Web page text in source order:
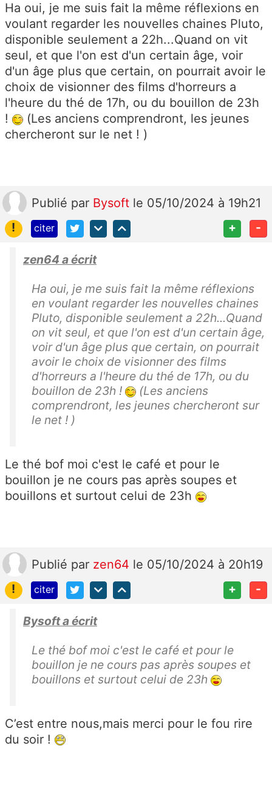
Ha oui, je me suis fait la même réflexions en
voulant regarder les nouvelles chaines Pluto,
disponible seulement a 22h...Quand on vit
seul, et que l'on est d'un certain âge, voir
d'un âge plus que certain, on pourrait avoir le
choix de visionner des films d'horreurs a
l'heure du thé de 17h, ou du bouillon de 23h
!
(Les anciens comprendront, les jeunes
chercheront sur le net ! )
Publié par Bysoft le 05/10/2024 à 19h21
!
citer + -
zen64 a écrit
Ha oui, je me suis fait la même réflexions
en voulant regarder les nouvelles chaines
Pluto, disponible seulement a 22h...Quand
on vit seul, et que l'on est d'un certain âge,
voir d'un âge plus que certain, on pourrait
avoir le choix de visionner des films
d'horreurs a l'heure du thé de 17h, ou du
bouillon de 23h !
(Les anciens
comprendront, les jeunes chercheront sur
le net ! )
Le thé bof moi c'est le café et pour le
bouillon je ne cours pas après soupes et
bouillons et surtout celui de 23h
Publié par zen64 le 05/10/2024 à 20h19
!
citer + -
Bysoft a écrit
Le thé bof moi c'est le café et pour le
bouillon je ne cours pas après soupes et
bouillons et surtout celui de 23h
C’est entre nous,mais merci pour le fou rire
du soir !